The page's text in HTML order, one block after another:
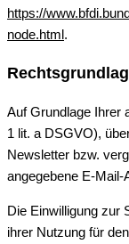
https://
node.html.
Auf Grundlage Ihrer
1 lit. a DSGVO),
Newsletter bzw.
angegebene E-Mail-
Die Einwilligung zur
ihrer Nutzung für